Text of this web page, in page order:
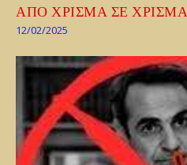
ΑΠΟ ΧΡΙΣΜΑ ΣΕ ΧΡΙΣΜΑ
12/02/2025